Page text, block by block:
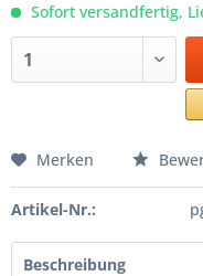
Sofort versandfertig,
Merken
Artikel-Nr.:
Beschreibung